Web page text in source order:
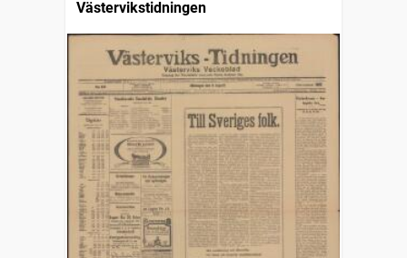
Västervikstidningen